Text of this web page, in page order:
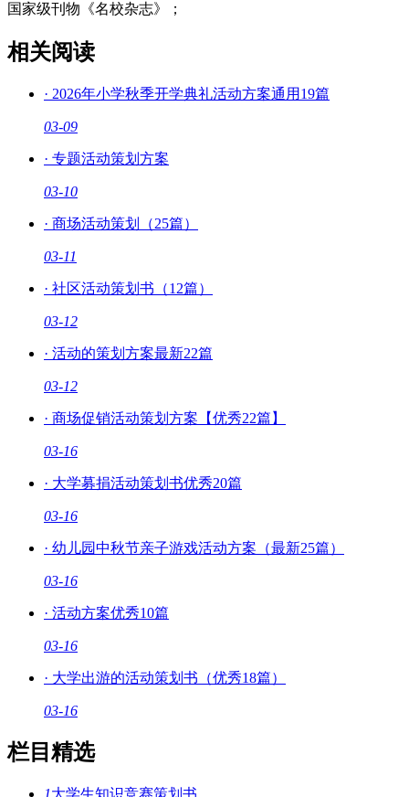
国家级刊物《名校杂志》；
相关阅读
· 2026年小学秋季开学典礼活动方案通用19篇
03-09
· 专题活动策划方案
03-10
· 商场活动策划（25篇）
03-11
· 社区活动策划书（12篇）
03-12
· 活动的策划方案最新22篇
03-12
· 商场促销活动策划方案【优秀22篇】
03-16
· 大学募捐活动策划书优秀20篇
03-16
· 幼儿园中秋节亲子游戏活动方案（最新25篇）
03-16
· 活动方案优秀10篇
03-16
· 大学出游的活动策划书（优秀18篇）
03-16
栏目精选
1大学生知识竞赛策划书